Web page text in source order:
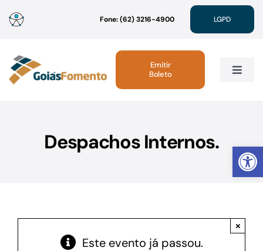
Abrir
para
conteúdo
Fone: (62) 3216-4900 LGPD
Toggle
Linhas de Crédito
Emitir
Boleto
Despachos Internos.
Este evento já passou.
×